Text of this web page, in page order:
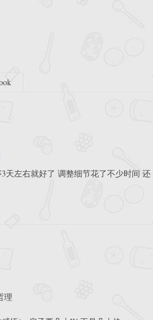
天左右就好了 调整细节花了不少时间 还
理